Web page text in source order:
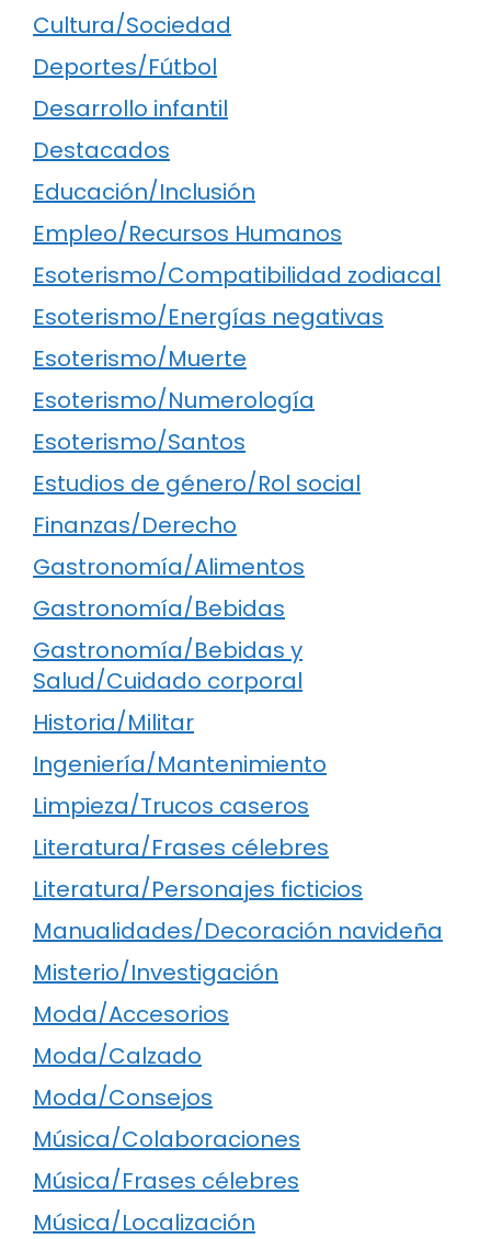
Cultura/Sociedad
Deportes/Fútbol
Desarrollo infantil
Destacados
Educación/Inclusión
Empleo/Recursos Humanos
Esoterismo/Compatibilidad zodiacal
Esoterismo/Energías negativas
Esoterismo/Muerte
Esoterismo/Numerología
Esoterismo/Santos
Estudios de género/Rol social
Finanzas/Derecho
Gastronomía/Alimentos
Gastronomía/Bebidas
Gastronomía/Bebidas y
Salud/Cuidado corporal
Historia/Militar
Ingeniería/Mantenimiento
Limpieza/Trucos caseros
Literatura/Frases célebres
Literatura/Personajes ficticios
Manualidades/Decoración navideña
Misterio/Investigación
Moda/Accesorios
Moda/Calzado
Moda/Consejos
Música/Colaboraciones
Música/Frases célebres
Música/Localización